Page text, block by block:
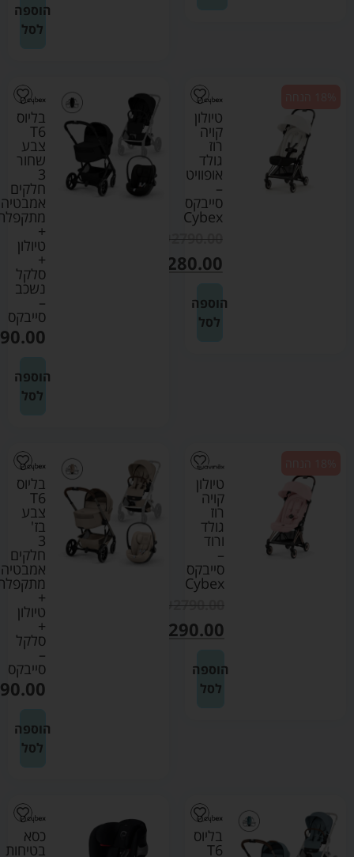
הוספה
לסל
טיולון
קויה
רוז
גולד
אופוויט
–
סייבקס
Cybex
₪2790.00
2280.00
הוספה
לסל
בליוס
T6
צבע
שחור
3
חלקים
אמבטיה
+
טיולון
+
סלקל
נשכב
–
סייבקס
הוספה
לסל
טיולון
קויה
רוז
גולד
ורוד
–
סייבקס
Cybex
₪2790.00
2290.00
הוספה
לסל
בליוס
T6
צבע
בז'
3
חלקים
אמבטיה
+
טיולון
+
סלקל
–
סייבקס
הוספה
לסל
בליוס
T6
כסא
בטיחות